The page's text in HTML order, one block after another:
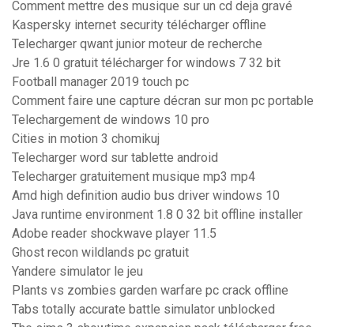
Comment mettre des musique sur un cd deja gravé
Kaspersky internet security télécharger offline
Telecharger qwant junior moteur de recherche
Jre 1.6 0 gratuit télécharger for windows 7 32 bit
Football manager 2019 touch pc
Comment faire une capture décran sur mon pc portable
Telechargement de windows 10 pro
Cities in motion 3 chomikuj
Telecharger word sur tablette android
Telecharger gratuitement musique mp3 mp4
Amd high definition audio bus driver windows 10
Java runtime environment 1.8 0 32 bit offline installer
Adobe reader shockwave player 11.5
Ghost recon wildlands pc gratuit
Yandere simulator le jeu
Plants vs zombies garden warfare pc crack offline
Tabs totally accurate battle simulator unblocked